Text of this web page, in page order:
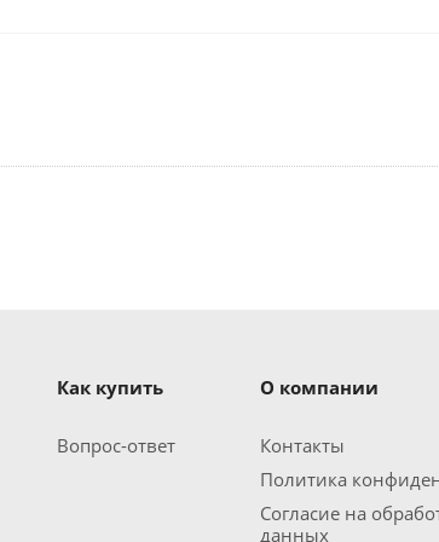
Как купить
Вопрос-ответ
О компании
Контакты
Политика
Согласие на
данных